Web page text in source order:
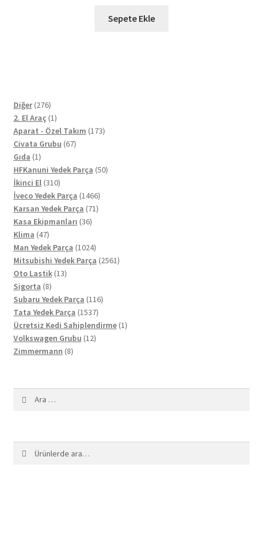
Sepete Ekle
Diğer 276276
ürün
2. El Araç 11
ürün
Aparat - Özel Takım 173173
Civata Grubu 6767
Gıda 11
ürün
HFKanuni Yedek Parça 5050
İkinci El 310310
ürün
İveco Yedek Parça 14661466
ürün
Karsan Yedek Parça 7171
Kasa Ekipmanları 3636
Klima 4747
ürün
Man Yedek Parça 10241024
ürün
Mitsubishi Yedek Parça 25612561
Oto Lastik 1313
Sigorta 88
ürün
Subaru Yedek Parça 116116
Tata Yedek Parça 15371537
ürün
Ücretsiz Kedi Sahiplendirme 11
Volkswagen Grubu 1212
Zimmermann 88